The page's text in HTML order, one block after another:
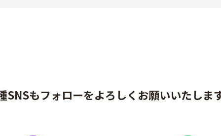
SNSもフォローをよろしくお願いいたしま